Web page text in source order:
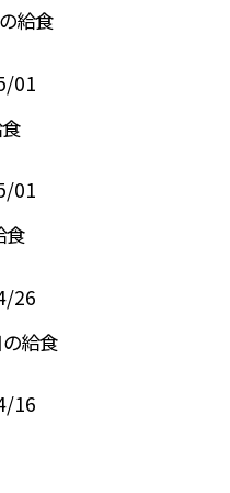
給食
01
01
食
26
給食
16